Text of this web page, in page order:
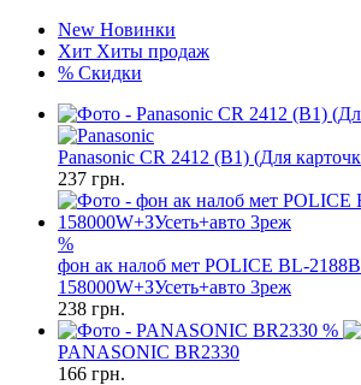
New Новинки
Хит Хиты продаж
% Скидки
Panasonic CR 2412 (B1) (Для
237 грн.
%
фон ак налоб мет POLICE BL-
158000W+ЗУсеть+авто 3реж
238 грн.
%
PANASONIC BR2330
166 грн.